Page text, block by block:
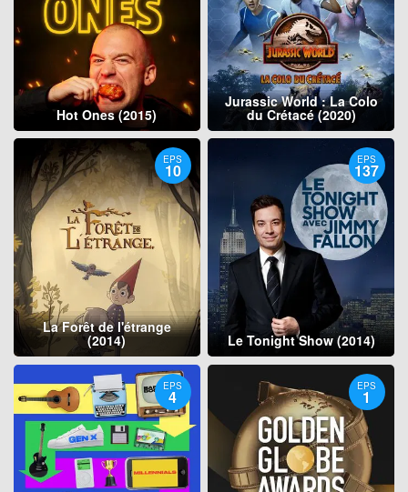
Hot Ones (2015)
Jurassic World : La Colo
du Crétacé (2020)
EPS
10
La Forêt de l'étrange
(2014)
EPS
137
Le Tonight Show (2014)
EPS
4
EPS
1